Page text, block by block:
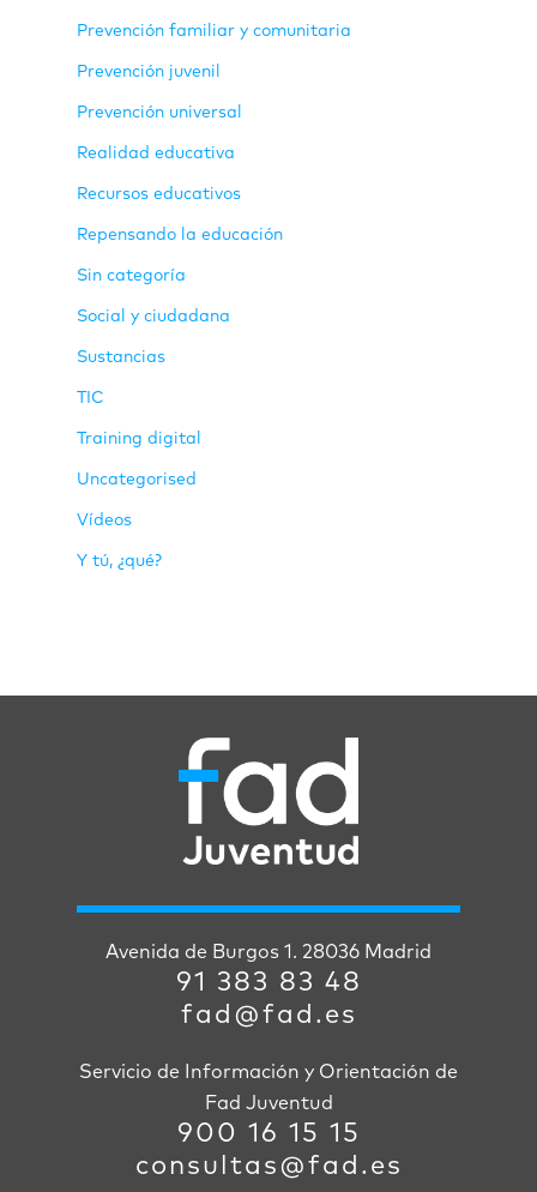
Prevención familiar y comunitaria
Prevención juvenil
Prevención universal
Realidad educativa
Recursos educativos
Repensando la educación
Sin categoría
Social y ciudadana
Sustancias
TIC
Training digital
Uncategorised
Vídeos
Y tú, ¿qué?
Avenida de Burgos 1. 28036 Madrid
91 383 83 48
fad@fad.es
Servicio de Información y Orientación de
Fad Juventud
900 16 15 15
consultas@fad.es